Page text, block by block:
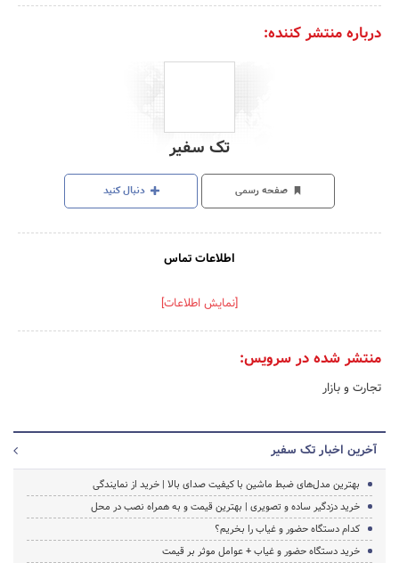
درباره منتشر کننده:
تک سفیر
صفحه رسمی دنبال کنید
اطلاعات تماس
[نمایش اطلاعات]
منتشر شده در سرویس:
تجارت و بازار
آخرین اخبار تک سفیر
بهترین مدل‌های ضبط ماشین با کیفیت صدای بالا | خرید از نمایندگی
خرید دزدگیر ساده و تصویری | بهترین قیمت و به همراه نصب در محل
کدام دستگاه حضور و غیاب را بخریم؟
خرید دستگاه حضور و غیاب + عوامل موثر بر قیمت